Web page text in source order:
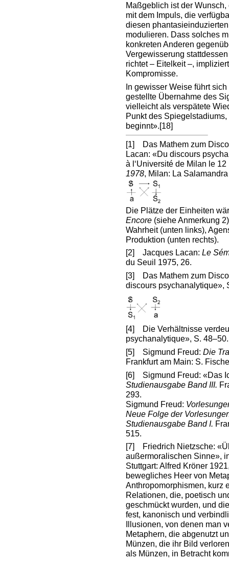
Maßgeblich ist der
mit dem Impuls, die
diesen
modulieren. Dass solches
konkreten Anderen
Vergewisserung
richtet – Eitelkeit –,
Kompromisse.
In gewisser Weise führt
gestellte Übernahme des
vielleicht als verspätete
Punkt des
beginnt».[18]
[1] Das Mathem zum
Lacan: «Du discours
à l‘Université de Milan le
1978, Milan: La
Die Plätze der Einheiten
Encore (siehe Anmerkung
Wahrheit (unten links),
Produktion (unten rechts).
[2]
Jacques Lacan:Le
du Seuil 1975, 26.
[3] Das Mathem zum
discours psychanalytique»,
[4]
Die Verhältnisse
psychanalytique», S. 48–50.
[5] Sigmund Freud:Die
Frankfurt am Main: S.
[6] Sigmund Freud: «Das
Studienausgabe Band III.
293.
Sigmund Freud:
Neue Folge der
Studienausgabe Band I.
515.
[7] Friedrich Nietzsche:
außermoralischen Sinne»,
Stuttgart: Alfred Kröner
bewegliches Heer von
Anthropomorphismen, kurz
Relationen, die, poetisch
geschmückt wurden, und
fest, kanonisch und
Illusionen, von denen man
Metaphern, die abgenutzt
Münzen, die ihr Bild
als Münzen, in Betracht